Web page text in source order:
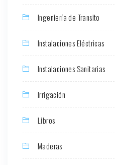
Ingeniería de Transito
Instalaciones Eléctricas
Instalaciones Sanitarias
Irrigación
Libros
Maderas